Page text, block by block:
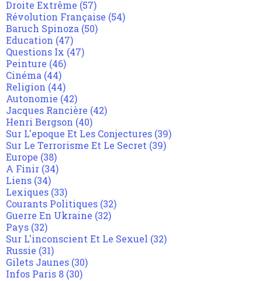
Droite Extrême (57)
Révolution Française (54)
Baruch Spinoza (50)
Education (47)
Questions Ix (47)
Peinture (46)
Cinéma (44)
Religion (44)
Autonomie (42)
Jacques Rancière (42)
Henri Bergson (40)
Sur L'epoque Et Les Conjectures (39)
Sur Le Terrorisme Et Le Secret (39)
Europe (38)
A Finir (34)
Liens (34)
Lexiques (33)
Courants Politiques (32)
Guerre En Ukraine (32)
Pays (32)
Sur L'inconscient Et Le Sexuel (32)
Russie (31)
Gilets Jaunes (30)
Infos Paris 8 (30)